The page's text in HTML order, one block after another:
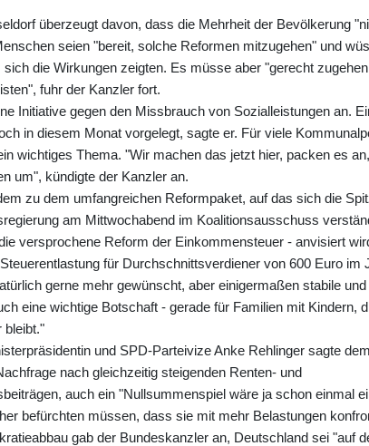
überzeugt davon, dass die Mehrheit der Bevölkerung
seien "bereit, solche Reformen mitzugehen" und
die Wirkungen zeigten. Es müsse aber "gerecht
fuhr der Kanzler fort.
Initiative gegen den Missbrauch von Sozialleistungen an.
in diesem Monat vorgelegt, sagte er. Für viele
wichtiges Thema. "Wir machen das jetzt hier, packen es
um", kündigte der Kanzler an.
zu dem umfangreichen Reformpaket, auf das sich die
am Mittwochabend im Koalitionsausschuss
versprochene Reform der Einkommensteuer - anvisiert
für Durchschnittsverdiener von 600 Euro im
gerne mehr gewünscht, aber einigermaßen stabile
eine wichtige Botschaft - gerade für Familien mit Kindern,
bleibt."
und SPD-Parteivize Anke Rehlinger sagte dem
nach gleichzeitig steigenden Renten- und
auch ein "Nullsummenspiel wäre ja schon einmal
befürchten müssen, dass sie mit mehr Belastungen
gab der Bundeskanzler an, Deutschland sei "auf